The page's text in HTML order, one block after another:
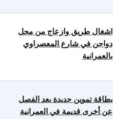
اشغال طريق وازعاج من محل
دواجن في شارع المعصراوي
بالعمرانية
بطاقة تموين جديدة بعد الفصل
عن أخرى قديمة في العمرانية